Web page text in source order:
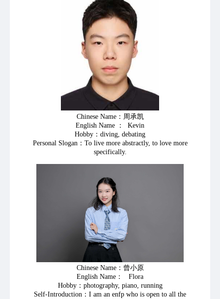
Chinese Name：周承凯
English Name ： Kevin
Hobby：diving, debating
Personal Slogan：To live more abstractly, to love more
specifically.
Chinese Name：曾小原
English Name： Flora
Hobby：photography, piano, running
Self-Introduction：I am an enfp who is open to all the